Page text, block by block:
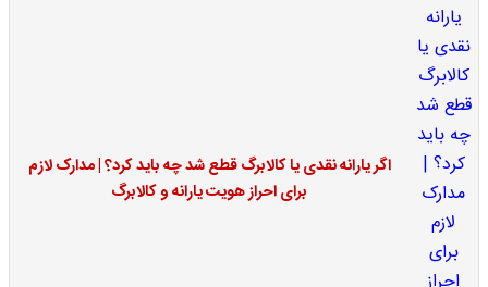
اگر یارانه نقدی یا کالابرگ قطع شد چه باید کرد؟ | مدارک لازم
برای احراز هویت یارانه و کالابرگ